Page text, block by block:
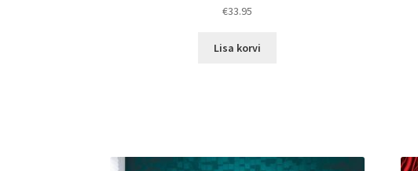
€33.95
Lisa korvi